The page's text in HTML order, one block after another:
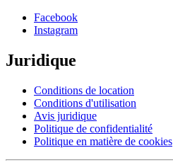
Facebook
Instagram
Juridique
Conditions de location
Conditions d'utilisation
Avis juridique
Politique de confidentialité
Politique en matière de cookies